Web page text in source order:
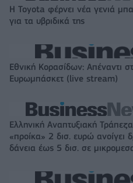
Η Toyota φέρνει νέα γενιά
για τα υβριδικά της
Εθνική Κορασίδων: Απέναντι
Ευρωμπάσκετ (live stream)
Ελληνική Αναπτυξιακή
«προίκα» 2 δισ. ευρώ ανοίγει
δάνεια έως 5 δισ. σε